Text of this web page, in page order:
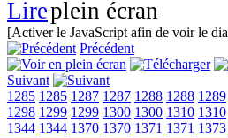
[Activer le JavaScript afin de voir le
Précédent
Suivant
1285 1285 1287 1287 1288 1288 1289
1298 1299 1299 1300 1300 1310 1310
1344 1344 1370 1370 1371 1371 1373